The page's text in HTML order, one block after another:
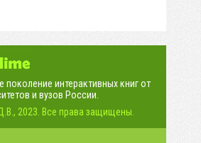
интерактивных книг от
и вузов России.
2023. Все права защищены.